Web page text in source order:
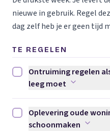
nieuwe in gebruik. Regel
dag zelf heb je er geen tijd
TE REGELEN
Ontruiming regelen als
Ontruiming regelen
leeg moet
Oplevering oude woning
Oplevering oude
schoonmaken